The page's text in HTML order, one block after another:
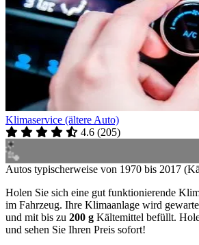
Klimaservice (ältere Auto)
4.6 (205)
Autos typischerweise von 1970 bis 2017
Holen Sie sich eine gut funktionierende
im Fahrzeug. Ihre Klimaanlage wird
und mit bis zu 200 g Kältemittel befüllt.
und sehen Sie Ihren Preis sofort!